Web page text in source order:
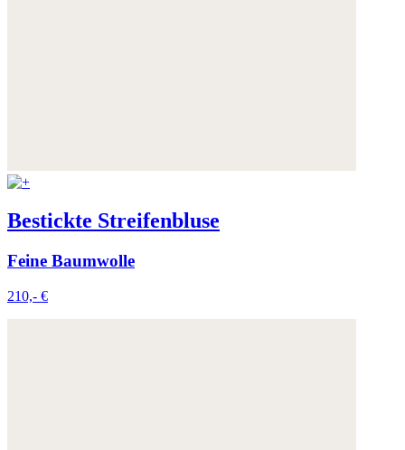
Bestickte Streifenbluse
Feine Baumwolle
210,- €